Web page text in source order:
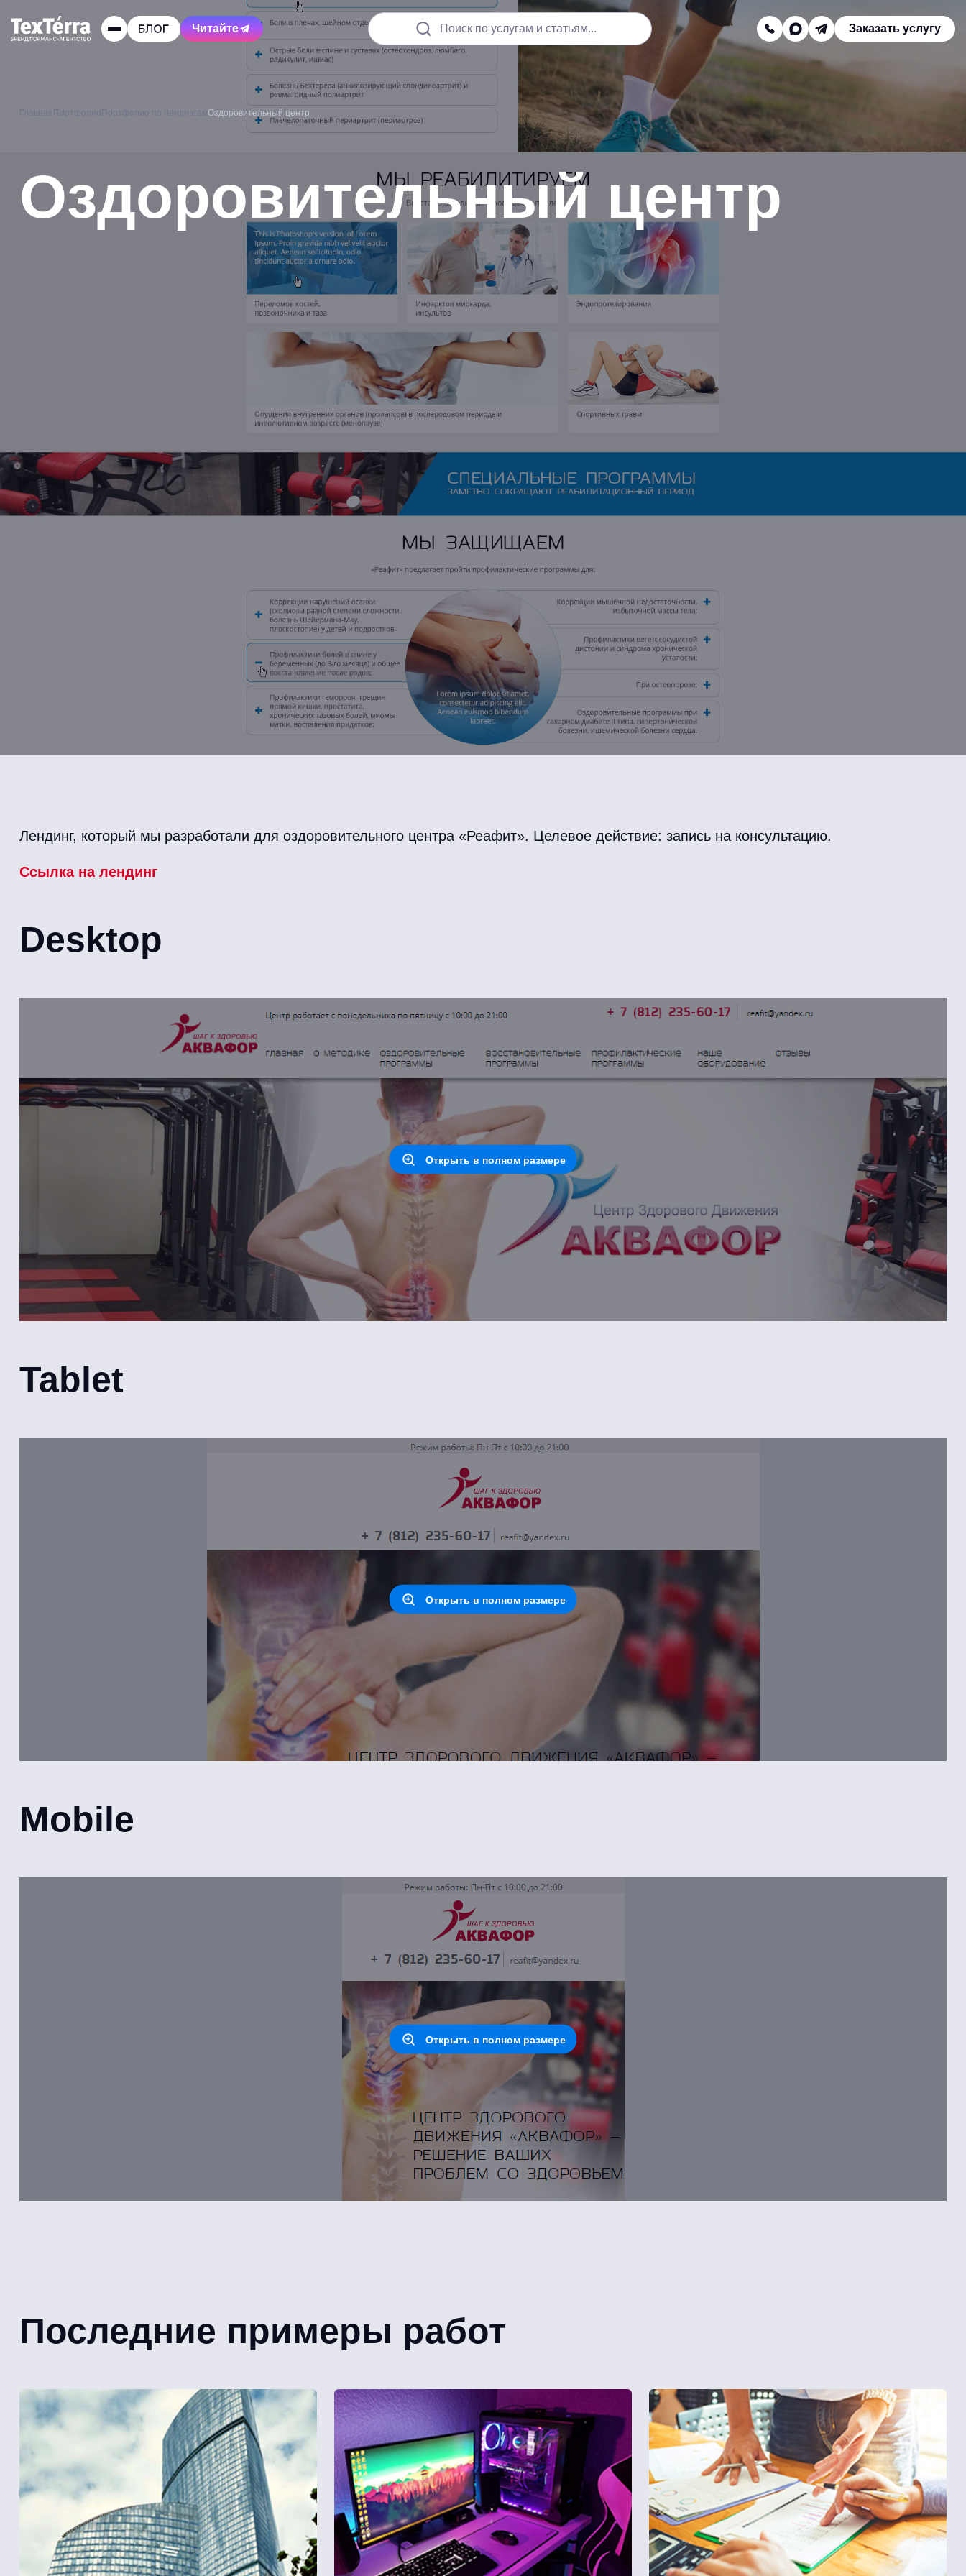
Читайте Поиск по услугам и статьям...
Телефон отдела продаж:
8 (800) 775-16-41
Наш e-mail:
Заказать услугу
Оздоровительный центр
Оздоровительный центр
Лендинг, который мы разработали для оздоровительного центра «Реафит». Целевое действие: запись на консультацию.
Ссылка на лендинг
Desktop
Открыть в полном размере
Tablet
Открыть в полном размере
Mobile
Открыть в полном размере
Последние примеры работ